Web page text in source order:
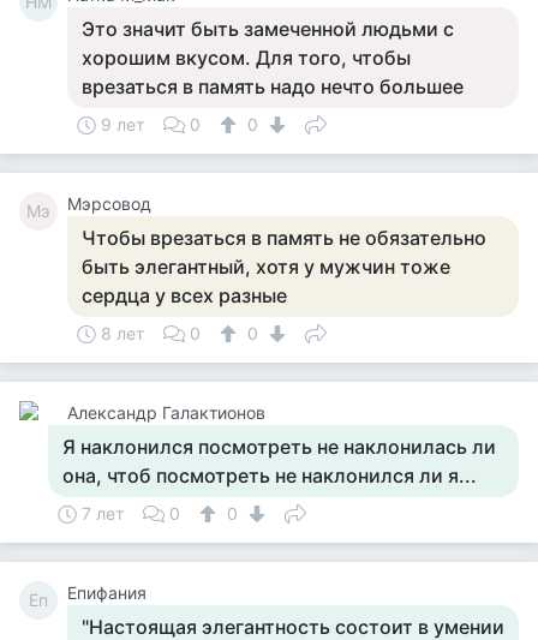
Это значит быть замеченной людьми с
хорошим вкусом. Для того, чтобы
врезаться в память надо нечто большее
9 лет 0 0
Мэ Мэрсовод
Чтобы врезаться в память не обязательно
быть элегантный, хотя у мужчин тоже
сердца у всех разные
8 лет 0 0
Александр Галактионов
Я наклонился посмотреть не наклонилась ли
она, чтоб посмотреть не наклонился ли я...
7 лет 0 0
Еп Епифания
"Настоящая элегантность состоит в умении